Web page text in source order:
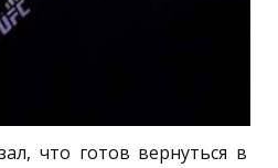
что готов вернуться в